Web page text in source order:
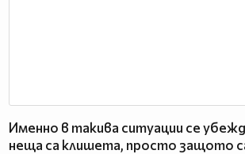
Именно в такива ситуации се
неща са клишета, просто защото